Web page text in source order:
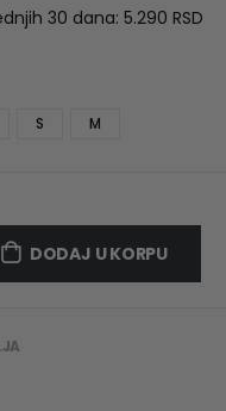
is:
30 dana: 5.290 RSD
S M
DODAJ U KORPU